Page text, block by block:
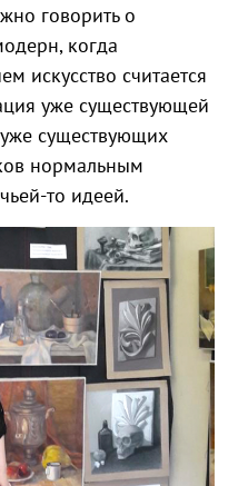
говорить о
когда
искусство считается
уже существующей
существующих
нормальным
то идеей.